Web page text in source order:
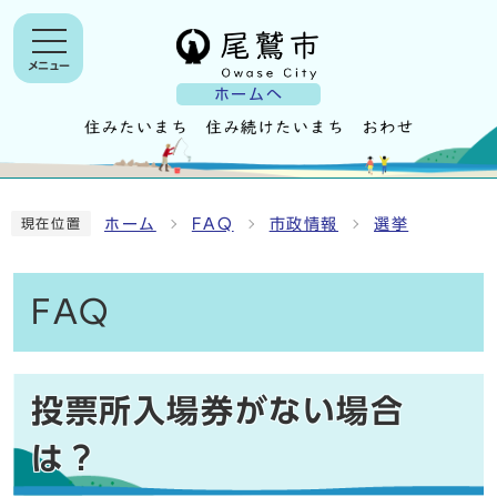
ホームへ
メニュー
現在位置 ホーム FAQ 市政情報 選挙
FAQ
投票所入場券がない場合
は？